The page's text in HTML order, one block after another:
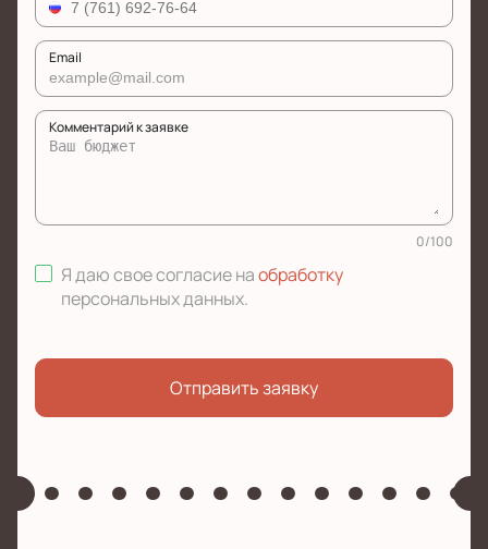
Email
Комментарий к заявке
0/100
Я даю свое согласие наобработку
персональных данных.
Отправить заявку